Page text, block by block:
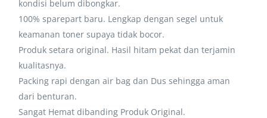
kondisi belum dibongkar.
100% sparepart baru. Lengkap dengan segel untuk
keamanan toner supaya tidak bocor.
Produk setara original. Hasil hitam pekat dan terjamin
kualitasnya.
Packing rapi dengan air bag dan Dus sehingga aman
dari benturan.
Sangat Hemat dibanding Produk Original.